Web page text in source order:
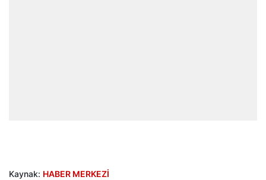
Kaynak: HABER MERKEZİ